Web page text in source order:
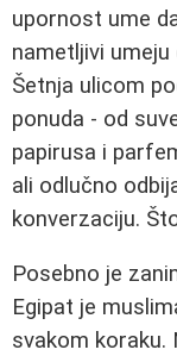
upornost ume
nametljivi umeju
Šetnja ulicom
ponuda - od
papirusa i
ali odlučno
konverzaciju.
Posebno je
Egipat je
svakom koraku.